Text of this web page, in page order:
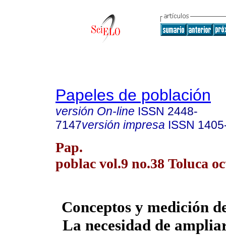
Papeles de población
versión On-line ISSN 2448-
7147versión impresa ISSN
Pap.
poblac vol.9 no.38 Toluca
Conceptos y medición
La necesidad de